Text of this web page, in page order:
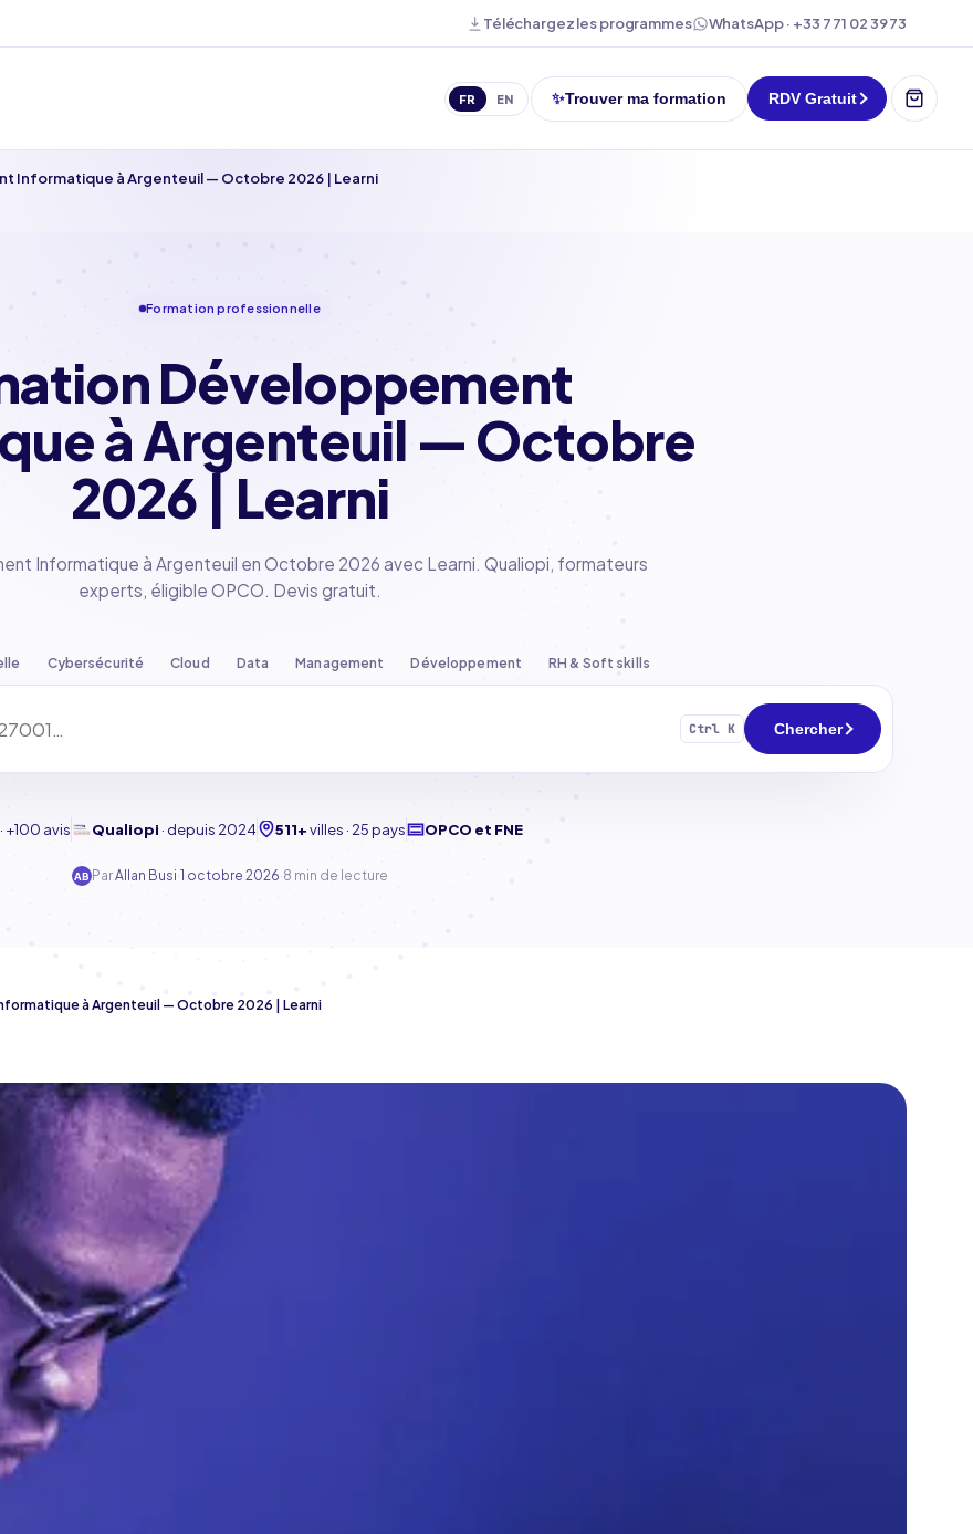
Téléchargez les programmes WhatsApp · +33 7 71 02 39 73
FR EN ✨Trouver ma formation RDV Gratuit
Informatique à Argenteuil — Octobre 2026 | Learni
Formation professionnelle
Développement
à Argenteuil — Octobre
2026 | Learni
Informatique à Argenteuil en Octobre 2026 avec Learni. Qualiopi, formateurs
experts, éligible OPCO. Devis gratuit.
Cybersécurité Cloud Data Management Développement RH & Soft skills
Ctrl K Chercher
· +100 avis Qualiopi· depuis 2024 511+villes · 25 pays OPCO et FNE
AB ParAllan Busi·1 octobre 2026·8 min de lecture
à Argenteuil — Octobre 2026 | Learni